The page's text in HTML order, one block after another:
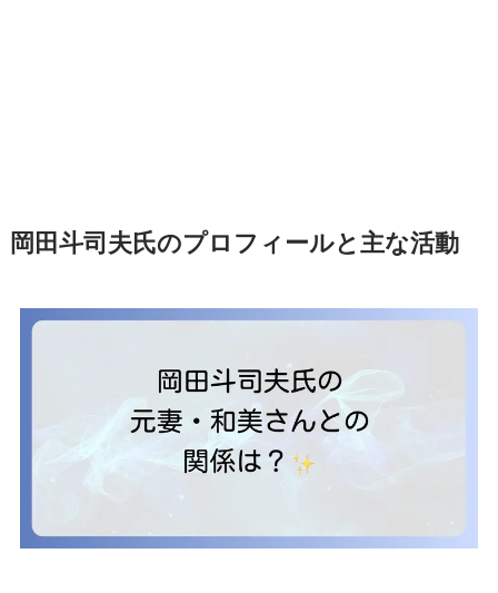
岡田斗司夫氏のプロフィールと主な活動